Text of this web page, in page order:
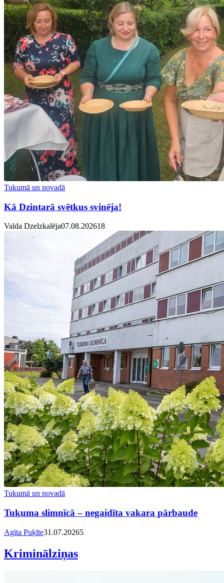
Tukumā un novadā
Kā Dzintarā svētkus svinēja!
Valda Dzelzkalēja07.08.202618
Tukumā un novadā
Tukuma slimnīcā – negaidīta vakara pārbaude
Agita Puķīte31.07.20265
Kriminālziņas